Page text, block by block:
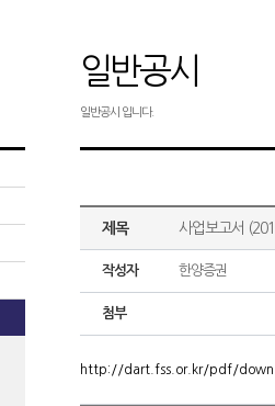
일반공시
일반공시 입니다.
제목 사업보고서
작성자 한양증권
첨부
http://dart.fss.or.kr/pdf/